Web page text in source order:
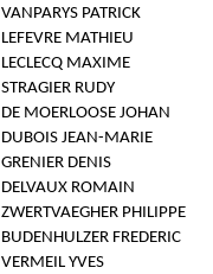
VANPARYS PATRICK
LEFEVRE MATHIEU
LECLECQ MAXIME
STRAGIER RUDY
DE MOERLOOSE JOHAN
DUBOIS JEAN-MARIE
GRENIER DENIS
DELVAUX ROMAIN
ZWERTVAEGHER PHILIPPE
BUDENHULZER FREDERIC
VERMEIL YVES